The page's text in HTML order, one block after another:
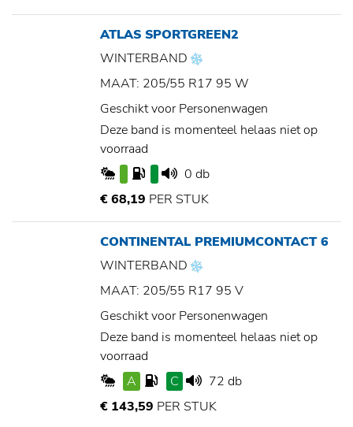
ATLAS SPORTGREEN2
WINTERBAND
MAAT: 205/55 R17 95 W
Geschikt voor Personenwagen
Deze band is momenteel helaas niet op
voorraad
0 db
€ 68,19 PER STUK
CONTINENTAL PREMIUMCONTACT 6
WINTERBAND
MAAT: 205/55 R17 95 V
Geschikt voor Personenwagen
Deze band is momenteel helaas niet op
voorraad
A
C
72 db
€ 143,59 PER STUK